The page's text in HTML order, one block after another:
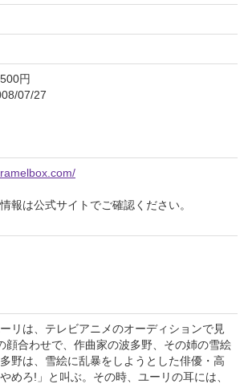
円
07/27
報は公式サイトでご確認ください。
リは、テレビアニメのオーディションで見
顔合わせで、作曲家の波多野、その姉の雪絵
野は、雪絵に乱暴をしようとした俳優・高
めろ!」と叫ぶ。その時、ユーリの耳には、